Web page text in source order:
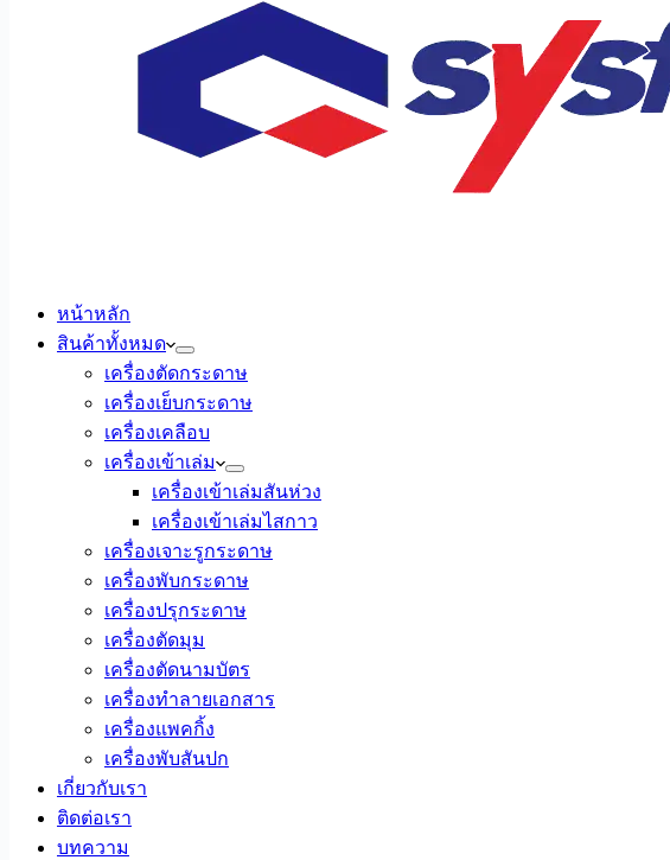
หน้าหลัก
สินค้าทั้งหมด
เครื่องตัดกระดาษ
เครื่องเย็บกระดาษ
เครื่องเคลือบ
เครื่องเข้าเล่ม
เครื่องเข้าเล่มสันห่วง
เครื่องเข้าเล่มไสกาว
เครื่องเจาะรูกระดาษ
เครื่องพับกระดาษ
เครื่องปรุกระดาษ
เครื่องตัดมุม
เครื่องตัดนามบัตร
เครื่องทำลายเอกสาร
เครื่องแพคกิ้ง
เครื่องพับสันปก
เกี่ยวกับเรา
ติดต่อเรา
บทความ